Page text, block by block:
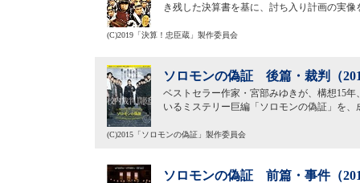
き残した決算書を基に、討ち入り計画の実
(C)2019「決算！忠臣蔵」製作委員会
ソロモンの偽証 後篇・裁判（
ベストセラー作家・宮部みゆきが、構想15
いるミステリー巨編「ソロモンの偽証」を
(C)2015「ソロモンの偽証」製作委員会
ソロモンの偽証 前篇・事件（